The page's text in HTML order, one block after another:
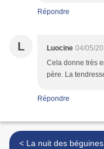
Répondre
L Luocine 04/05/
Cela donne très
père. La
Répondre
< La nuit des béguines, de